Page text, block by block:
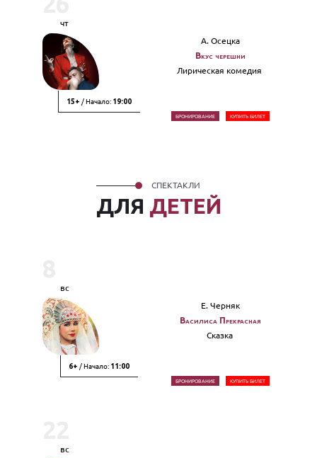
чт
15+ / Начало: 19:00
А. Осецка
Вкус черешни
Лирическая комедия
БРОНИРОВАНИЕ КУПИТЬ БИЛЕТ
ДЛЯ ДЕТЕЙ
СПЕКТАКЛИ
вс
6+ / Начало: 11:00
Е. Черняк
Василиса Прекрасная
Сказка
БРОНИРОВАНИЕ КУПИТЬ БИЛЕТ
вс